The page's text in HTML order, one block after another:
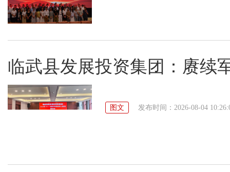
临武县发展投资集团：赓续
图文 发布时间：2026-08-04